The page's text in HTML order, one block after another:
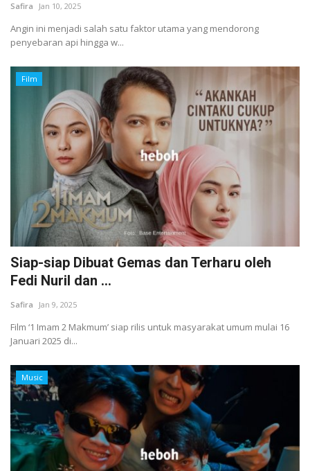
Safira Jan 10, 2025
Angin ini menjadi salah satu faktor utama yang mendorong
penyebaran api hingga w...
Film
Siap-siap Dibuat Gemas dan Terharu oleh
Fedi Nuril dan ...
Safira Jan 9, 2025
Film ‘1 Imam 2 Makmum’ siap rilis untuk masyarakat umum mulai 16
Januari 2025 di...
Music